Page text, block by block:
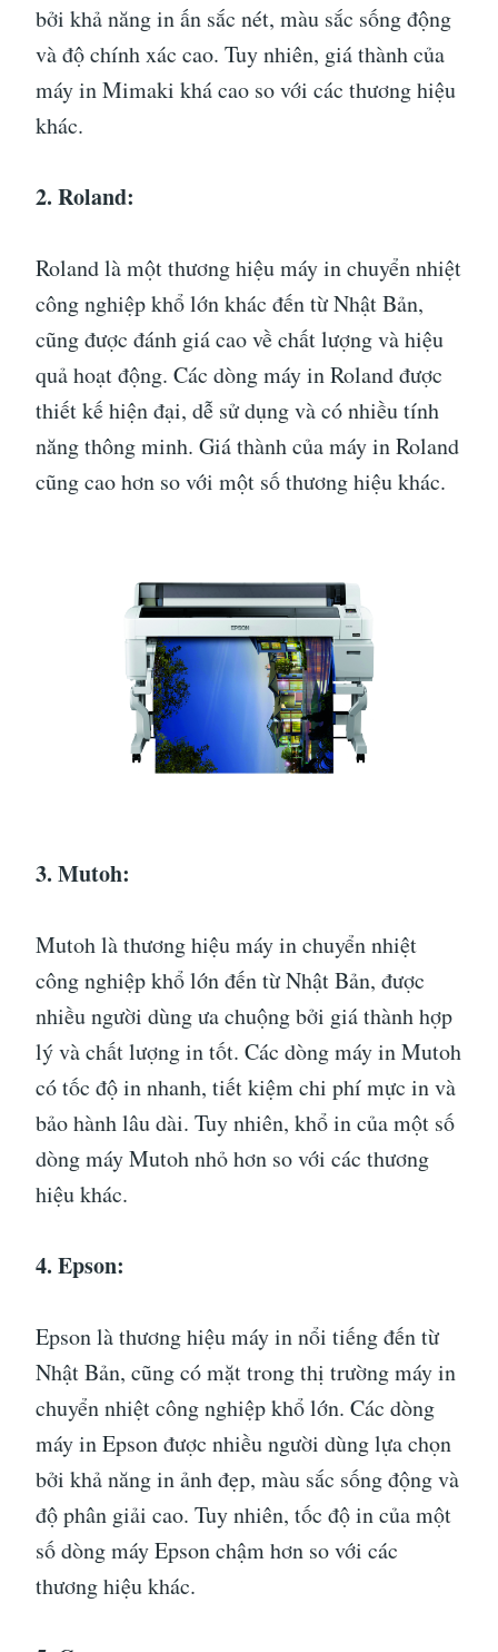
bởi khả năng in ấn sắc nét, màu sắc sống động
và độ chính xác cao. Tuy nhiên, giá thành của
máy in Mimaki khá cao so với các thương hiệu
khác.
2. Roland:
Roland là một thương hiệu máy in chuyển nhiệt
công nghiệp khổ lớn khác đến từ Nhật Bản,
cũng được đánh giá cao về chất lượng và hiệu
quả hoạt động. Các dòng máy in Roland được
thiết kế hiện đại, dễ sử dụng và có nhiều tính
năng thông minh. Giá thành của máy in Roland
cũng cao hơn so với một số thương hiệu khác.
3. Mutoh:
Mutoh là thương hiệu máy in chuyển nhiệt
công nghiệp khổ lớn đến từ Nhật Bản, được
nhiều người dùng ưa chuộng bởi giá thành hợp
lý và chất lượng in tốt. Các dòng máy in Mutoh
có tốc độ in nhanh, tiết kiệm chi phí mực in và
bảo hành lâu dài. Tuy nhiên, khổ in của một số
dòng máy Mutoh nhỏ hơn so với các thương
hiệu khác.
4. Epson:
Epson là thương hiệu máy in nổi tiếng đến từ
Nhật Bản, cũng có mặt trong thị trường máy in
chuyển nhiệt công nghiệp khổ lớn. Các dòng
máy in Epson được nhiều người dùng lựa chọn
bởi khả năng in ảnh đẹp, màu sắc sống động và
độ phân giải cao. Tuy nhiên, tốc độ in của một
số dòng máy Epson chậm hơn so với các
thương hiệu khác.